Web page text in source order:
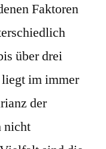
Faktoren
über drei
im immer
der
nicht